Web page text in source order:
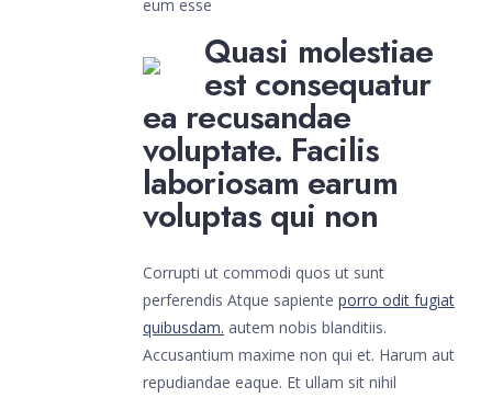
Quasi molestiae
est consequatur
ea recusandae
voluptate. Facilis
laboriosam earum
voluptas qui non
Corrupti ut commodi quos ut sunt
perferendis Atque sapiente porro odit fugiat
quibusdam. autem nobis blanditiis.
Accusantium maxime non qui et. Harum aut
repudiandae eaque. Et ullam sit nihil